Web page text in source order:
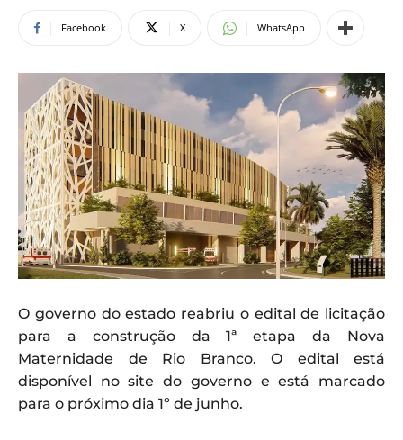
Facebook X WhatsApp
O governo do estado reabriu o edital de licitação
para a construção da 1ª etapa da Nova
Maternidade de Rio Branco. O edital está
disponível no site do governo e está marcado
para o próximo dia 1º de junho.